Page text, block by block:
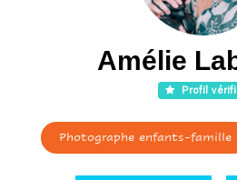
Amélie
Profil
Photographe enfants-famille